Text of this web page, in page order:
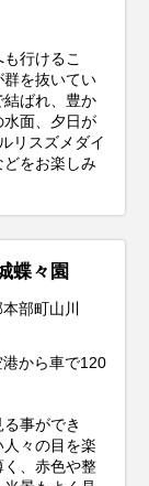
行けるこ
群を抜いてい
ばれ、豊か
面、夕日が
リスズメダイ
をお楽しみ
蝶々園
部町山川
港から車で120
事ができ
々の目を楽
く、赤色や整